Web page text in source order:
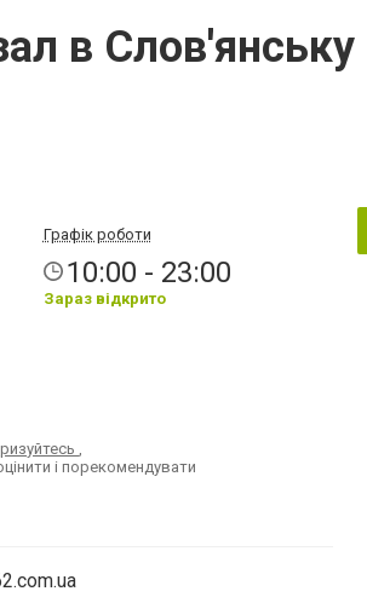
в Слов'янську
Графік роботи
10:00 - 23:00
Зараз відкрито
,
і порекомендувати